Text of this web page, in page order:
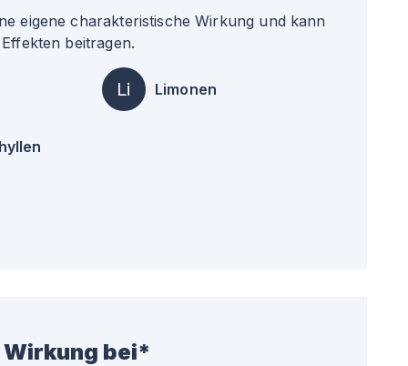
eigene charakteristische Wirkung und kann
beitragen.
Li Limonen
bei*